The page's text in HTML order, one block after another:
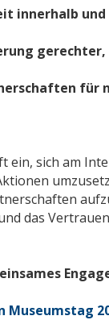
innerhalb und
für
ein, sich am
das